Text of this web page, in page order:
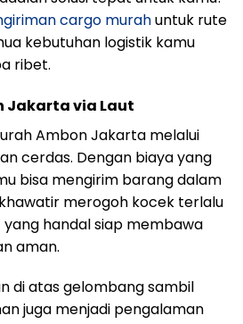
cargo murahuntuk rute
kebutuhan logistik kamu
ribet.
Jakarta via Laut
Ambon Jakarta melalui
cerdas. Dengan biaya yang
bisa mengirim barang dalam
merogoh kocek terlalu
handal siap membawa
aman.
di atas gelombang sambil
juga menjadi pengalaman